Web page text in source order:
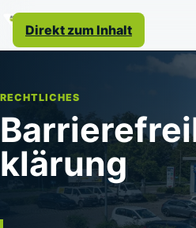
Direkt zum Inhalt
RECHTLICHES
klärung